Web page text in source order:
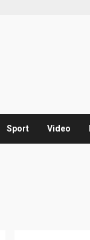
Sport Video